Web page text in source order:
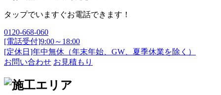
タップでいますぐお電話できます！
0120-668-060
[電話受付]9:00～18:00
[定休日]年中無休（年末年始、GW、夏季休業を除く）
お問い合わせ お見積もり